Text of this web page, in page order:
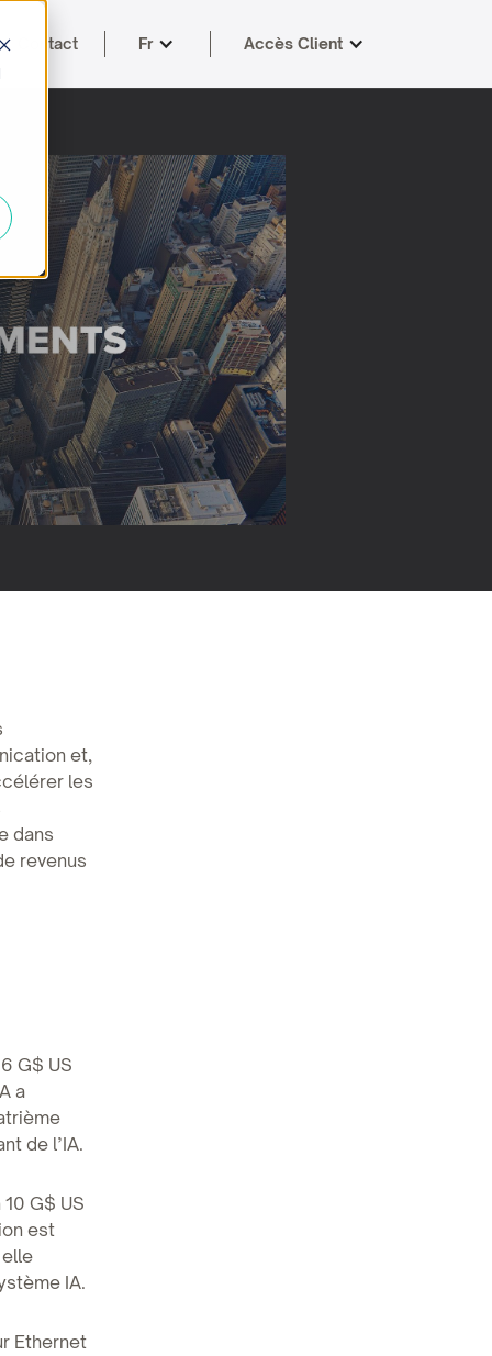
Contact Fr Accès Client
et,
les
dans
revenus
G$ US
a
de l’IA.
G$ US
est
IA.
Ethernet